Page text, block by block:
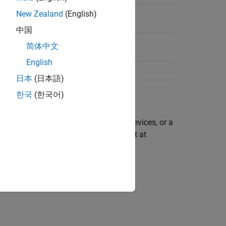
Current
toolbox support for your devices, or a
MathWorks Technical Support at
New Zealand (English)
中国
简体中文
English
日本 (日本語)
한국 (한국어)